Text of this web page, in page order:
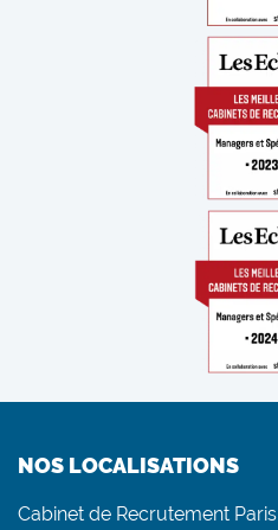
NOS LOCALISATIONS
Cabinet de Recrutement Paris